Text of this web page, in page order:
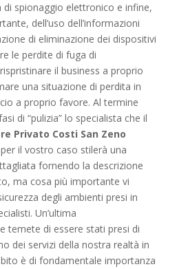
spionaggio elettronico e infine,
dell’uso dell’informazioni
di eliminazione dei dispositivi
le perdite di fuga di
il business a proprio
una situazione di perdita in
a proprio favore. Al termine
di “pulizia” lo specialista che il
Privato Costi San Zeno
il vostro caso stilerà una
fornendo la descrizione
ma cosa più importante vi
degli ambienti presi in
Un’ultima
temete di essere stati presi di
dei servizi della nostra realtà in
è di fondamentale importanza